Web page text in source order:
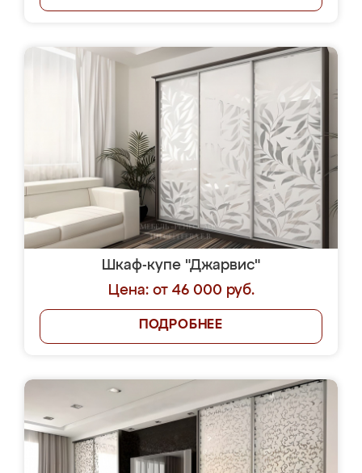
Шкаф-купе "Джарвис"
Цена: от 46 000 руб.
ПОДРОБНЕЕ